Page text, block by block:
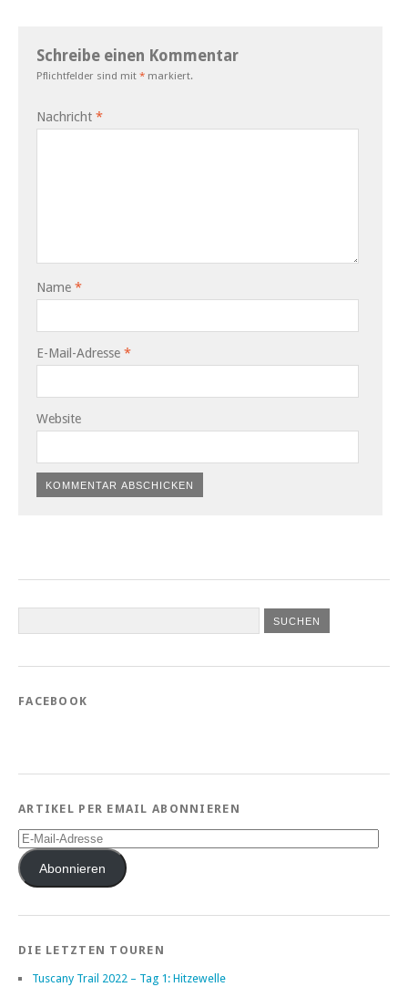
Schreibe einen Kommentar
Pflichtfelder sind mit * markiert.
Nachricht *
Name *
E-Mail-Adresse *
Website
FACEBOOK
ARTIKEL PER EMAIL ABONNIEREN
E-
Mail-
AdresseAbonnieren
DIE LETZTEN TOUREN
Tuscany Trail 2022 – Tag 1: Hitzewelle